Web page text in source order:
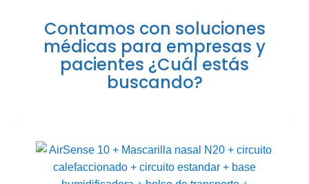
Contamos con soluciones
médicas para empresas y
pacientes ¿Cuál estás
buscando?